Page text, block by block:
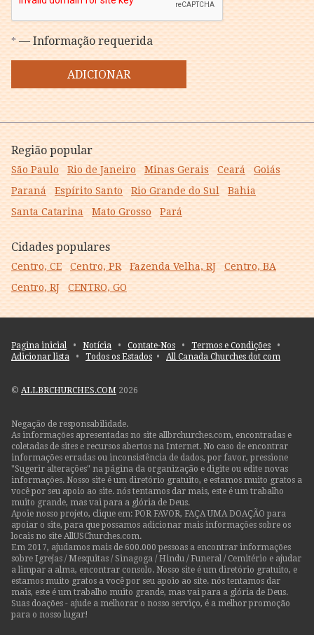
*— Informação requerida
ADICIONAR
Região popular
São Paulo Rio de Janeiro Minas Gerais Ceará
Goiás
Paraná
Espírito Santo Rio Grande do Sul
Bahia
Santa Catarina
Mato Grosso Pará
Cidades populares
Centro, CE Centro, PR Fazenda Velha, RJ
Centro, BA
Centro, RJ
CENTRO, GO
Pagina inicial • Notícia • Contate-Nos • Termos e Condições •
Adicionar lista • Todos os Estados • All Canada Churches dot com
© ALLBRCHURCHES.COM 2026
Negação de responsabilidade.
As informações apresentadas no site allbrchurches.com, encontradas e
coletadas de sites e recursos abertos na Internet. No caso de encontrar
informações erradas ou inconsistência de dados, por favor, pressione
"Sugerir alterações" na página da organização e digite ou edite novas
informações. Nosso site é um diretório gratuito, e estamos muito gratos a
você por seu apoio ao site. nós tentamos dar mais, este é um trabalho
muito grande, mas vai para a glória de Deus.
Apoie nosso projeto, clique em: POR FAVOR, FAÇA UMA DOAÇÃO para
apoiar o site, para que possamos adicionar mais informações sobre os
locais no site AllUSChurches.com.
Em 2017, ajudamos mais de 600.000 pessoas a encontrar informações
sobre Igrejas / Mesquitas / Sinagoga / Hindu / Funeral / Cemitério e ajudar
a limpar a alma, encontrar consolo. Nosso site é um diretório gratuito, e
estamos muito gratos a você por seu apoio ao site. nós tentamos dar
mais, este é um trabalho muito grande, mas vai para a glória de Deus.
Suas doações - ajude a melhorar o nosso serviço, é a melhor promoção
para o nosso lugar!